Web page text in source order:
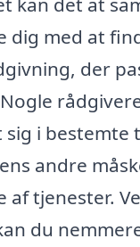
dig med at
der
sig i bestemte
andre
af tjenester.
du